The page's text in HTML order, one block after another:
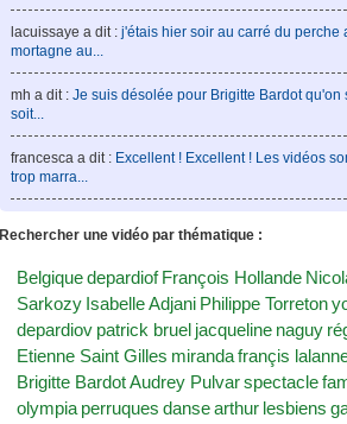
lacuissaye a dit : j'étais hier soir au carré du perche
mortagne au...
mh a dit : Je suis désolée pour Brigitte Bardot qu'on
soit...
francesca a dit : Excellent ! Excellent ! Les vidéos
trop marra...
Rechercher une vidéo par thématique :
Belgiquedepardiof François Hollande
Sarkozy Isabelle Adjani Philippe Torreton
depardiov patrick bruel jacqueline naguy
Etienne Saint Gilles mirandafrançis
Brigitte BardotAudrey Pulvarspectacle
olympia perruques dansearthur lesbiens